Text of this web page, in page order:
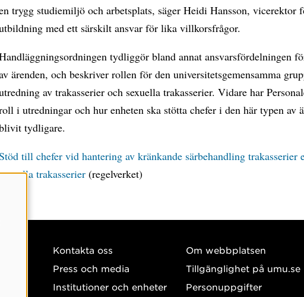
trygg studiemiljö och arbetsplats, säger Heidi Hansson, vicerektor
med ett särskilt ansvar för lika villkorsfrågor.
tydliggör bland annat ansvarsfördelningen
ärenden, och beskriver rollen för den universitetsgemensamma
av trakasserier och sexuella trakasserier. Vidare har
i utredningar och hur enheten ska stötta chefer i den här typen av
tydligare.
till chefer vid hantering av kränkande särbehandling trakasserier
trakasserier (regelverket)
00
Kontakta oss
Press och media
Institutioner och enheter
Om webbplatsen
Tillgänglighet på umu.se
Personuppgifter